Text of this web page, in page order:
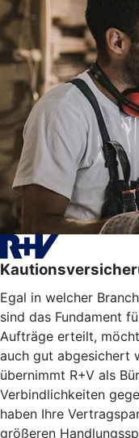
Egal in welcher
sind das Fundament
Aufträge erteilt,
auch gut abgesichert
übernimmt R+V als
Verbindlichkeiten
haben Ihre
größeren